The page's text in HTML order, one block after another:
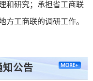
和研究；承担省工商联
方工商联的调研工作。
知公告